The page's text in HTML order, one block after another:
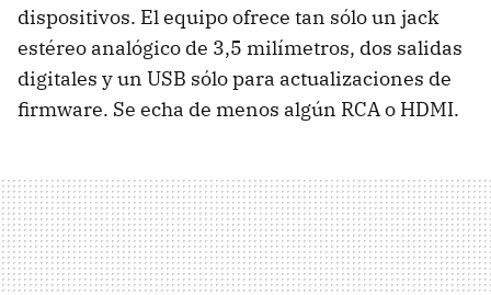
dispositivos. El equipo ofrece tan sólo un jack
estéreo analógico de 3,5 milímetros, dos salidas
digitales y un USB sólo para actualizaciones de
firmware. Se echa de menos algún RCAo HDMI.